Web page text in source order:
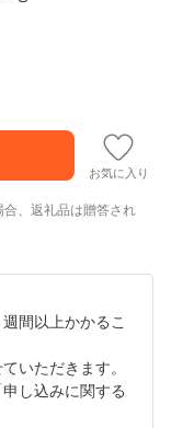
お気に入り
、返礼品は贈答され
間以上かかるこ
いただきます。
し込みに関する